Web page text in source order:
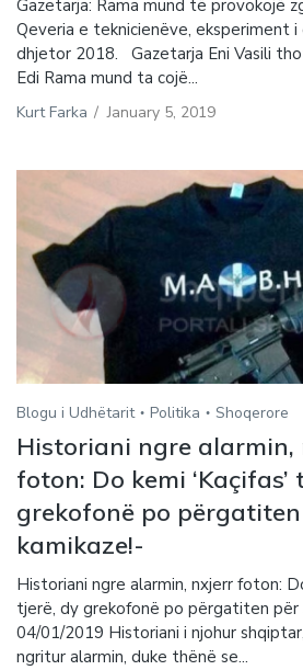
Gazetarja: Rama mund të provokojë
Qeveria e teknicienëve, eksperiment i
dhjetor 2018. Gazetarja Eni Vasili
Edi Rama mund ta cojë...
Kurt Farka / January 5, 2019
Blogu i Udhëtarit Politika Shoqerore
Historiani ngre alarmin,
foton: Do kemi ‘Kaçifas’
grekofonë po
kamikaze!-
Historiani ngre alarmin, nxjerr foton:
tjerë, dy grekofonë po përgatiten për
04/01/2019 Historiani i njohur
ngritur alarmin, duke thënë se...